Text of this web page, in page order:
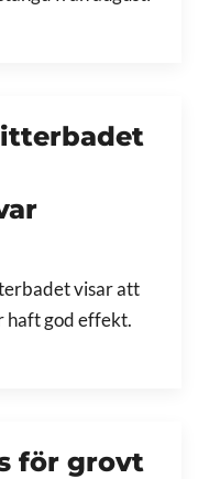
visar att
haft god effekt.
för grovt